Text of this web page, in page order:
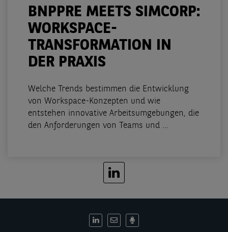
BNPPRE MEETS SIMCORP:
WORKSPACE-
TRANSFORMATION IN
DER PRAXIS
Welche Trends bestimmen die Entwicklung
von Workspace-Konzepten und wie
entstehen innovative Arbeitsumgebungen, die
den Anforderungen von Teams und ...